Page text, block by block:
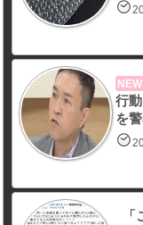
NEW
行
を
「